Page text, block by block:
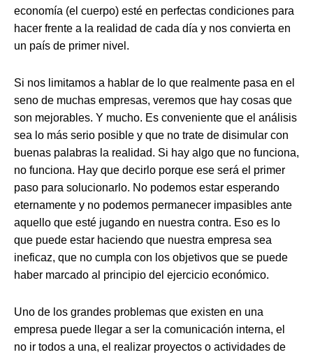
economía (el cuerpo) esté en perfectas condiciones para
hacer frente a la realidad de cada día y nos convierta en
un país de primer nivel.
Si nos limitamos a hablar de lo que realmente pasa en el
seno de muchas empresas, veremos que hay cosas que
son mejorables. Y mucho. Es conveniente que el análisis
sea lo más serio posible y que no trate de disimular con
buenas palabras la realidad. Si hay algo que no funciona,
no funciona. Hay que decirlo porque ese será el primer
paso para solucionarlo. No podemos estar esperando
eternamente y no podemos permanecer impasibles ante
aquello que esté jugando en nuestra contra. Eso es lo
que puede estar haciendo que nuestra empresa sea
ineficaz, que no cumpla con los objetivos que se puede
haber marcado al principio del ejercicio económico.
Uno de los grandes problemas que existen en una
empresa puede llegar a ser la comunicación interna, el
no ir todos a una, el realizar proyectos o actividades de